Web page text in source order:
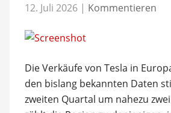
12. Juli 2026 | Kommentieren
Die Verkäufe von Tesla in
den bislang bekannten Daten
zweiten Quartal um nahezu